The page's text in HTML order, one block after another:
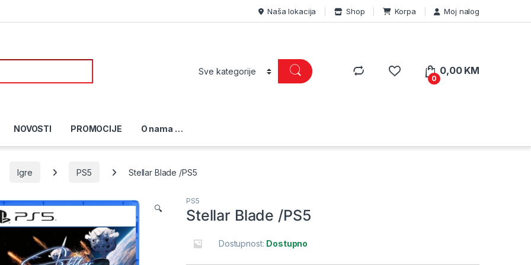
Naša lokacija Shop Korpa Moj nalog
0
0,00 KM
NOVOSTI PROMOCIJE O nama …
Igre PS5 Stellar Blade /PS5
🔍
PS5
Stellar Blade /PS5
Dostupnost: Dostupno